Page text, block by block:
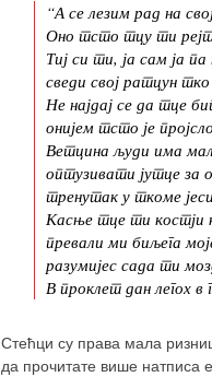
“А се лезим рад на
Оно тсто тцу ти
Тиј си ти, ја сам ја
сведи свој ратцун
Не најдај се да тце
онијем тсто је
Ветцина људи има
оптузивати јутце за
тренутак у ткоме
Касње тце ти костји
превали ми биљега
разумијес сада ти
В проклет дан легох в
Стећци су права мала
да прочитате више натписа